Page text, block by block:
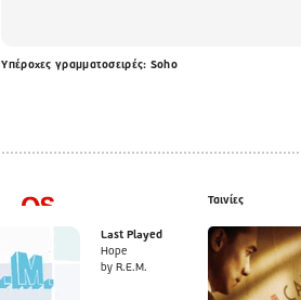
Υπέροχες γραμματοσειρές: Soho
Last Played
Hope
by R.E.M.
Ταινίες